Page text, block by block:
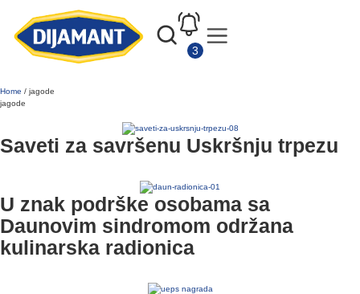
Home / jagode
jagode
Saveti za savršenu Uskršnju trpezu
U znak podrške osobama sa
Daunovim sindromom održana
kulinarska radionica